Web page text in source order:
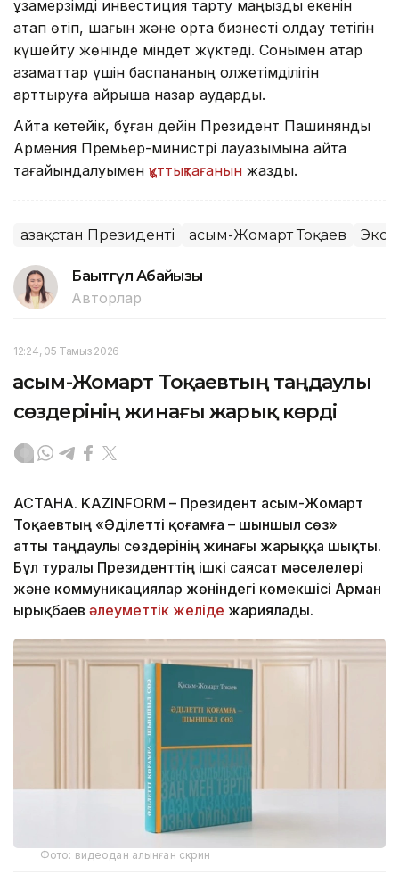
ұзақмерзімді инвестиция тарту маңызды екенін
атап өтіп, шағын және орта бизнесті қолдау тетігін
күшейту жөнінде міндет жүктеді. Сонымен қатар
азаматтар үшін баспананың қолжетімділігін
арттыруға айрықша назар аударды.
Айта кетейік, бұған дейін Президент Пашинянды
Армения Премьер-министрі лауазымына қайта
тағайындалуымен құттықтағанын жаздық.
Қазақстан Президенті Қасым-Жомарт Тоқаев
Бақытгүл Абайқызы
Авторлар
12:24, 05 Тамыз 2026
Қасым-Жомарт Тоқаевтың таңдаулы
сөздерінің жинағы жарық көрді
АСТАНА. KAZINFORM – Президент Қасым-Жомарт
Тоқаевтың «Әділетті қоғамға – шыншыл сөз»
атты таңдаулы сөздерінің жинағы жарыққа шықты.
Бұл туралы Президенттің ішкі саясат мәселелері
және коммуникациялар жөніндегі көмекшісі Арман
Қырықбаев әлеуметтік желіде жариялады.
Фото: видеодан алынған скрин